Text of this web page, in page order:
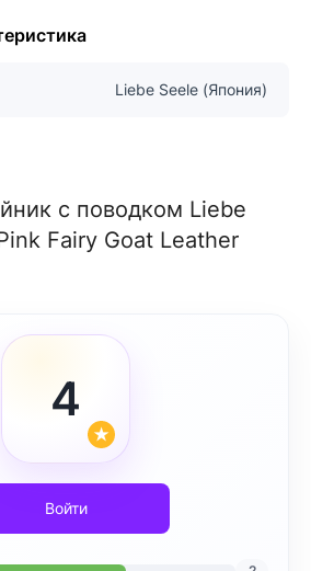
Liebe Seele (Япония)
с поводком Liebe
Fairy Goat Leather
4
Войти